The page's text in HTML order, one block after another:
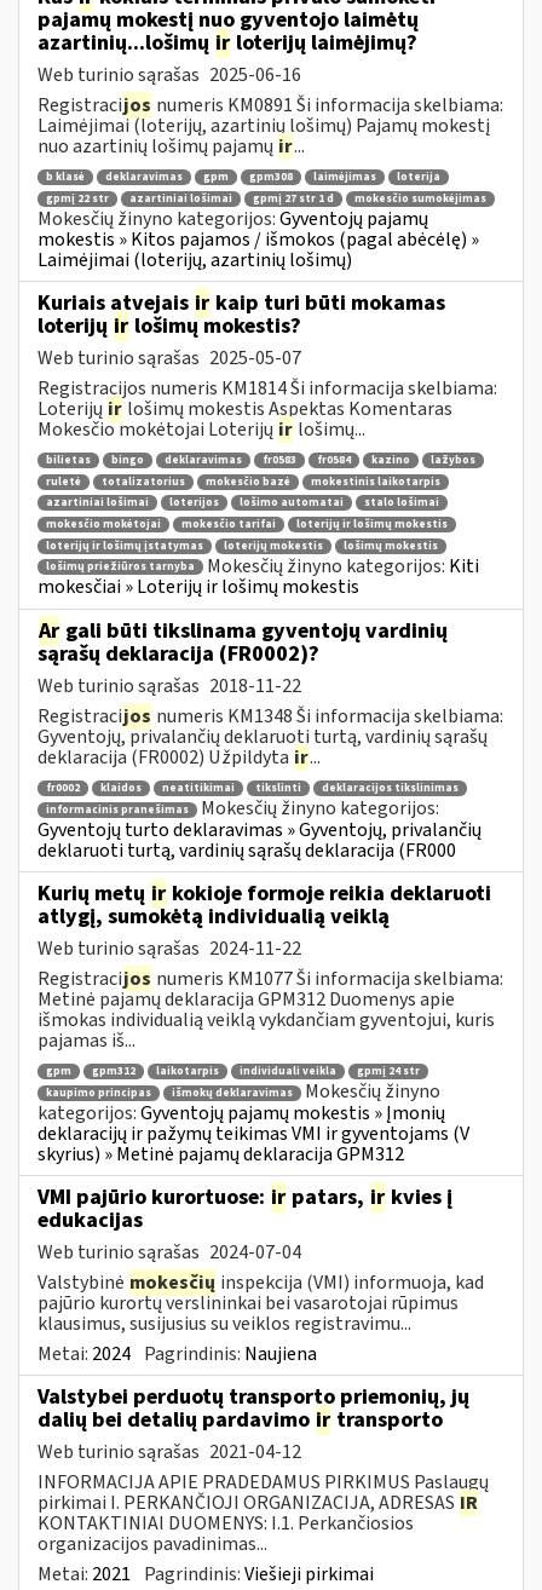
pajamų mokestį nuo gyventojo laimėtų
azartinių...lošimų ir loterijų laimėjimų?
Web turinio sąrašas 2025-06-16
Registracijos numeris KM0891 Ši informacija skelbiama:
Laimėjimai (loterijų, azartinių lošimų) Pajamų mokestį
nuo azartinių lošimų pajamų ir...
b klasė deklaravimas gpm gpm308 laimėjimas
loterija
gpmį 22 str
azartiniai lošimai gpmį 27 str 1 d mokesčio sumokėjimas
Mokesčių žinyno kategorijos:Gyventojų pajamų
mokestis » Kitos pajamos / išmokos (pagal abėcėlę) »
Laimėjimai (loterijų, azartinių lošimų)
Kuriais atvejais ir kaip turi būti mokamas
loterijų ir lošimų mokestis?
Web turinio sąrašas 2025-05-07
Registracijos numeris KM1814 Ši informacija skelbiama:
Loterijų ir lošimų mokestis Aspektas Komentaras
Mokesčio mokėtojai Loterijų ir lošimų...
bilietas bingo deklaravimas fr0583 fr0584 kazino
lažybos
ruletė
totalizatorius mokesčio bazė
mokestinis laikotarpis
azartiniai lošimai
loterijos lošimo automatai
stalo lošimai
mokesčio mokėtojai
mokesčio tarifai
loterijų ir lošimų mokestis
loterijų ir lošimų įstatymas
loterijų mokestis
lošimų mokestis
lošimų priežiūros tarnyba
Mokesčių žinyno kategorijos: Kiti
mokesčiai » Loterijų ir lošimų mokestis
Ar gali būti tikslinama gyventojų vardinių
sąrašų deklaracija (FR0002)?
Web turinio sąrašas 2018-11-22
Registracijos numeris KM1348 Ši informacija skelbiama:
Gyventojų, privalančių deklaruoti turtą, vardinių sąrašų
deklaracija (FR0002) Užpildyta ir...
fr0002 klaidos neatitikimai tikslinti
deklaracijos tikslinimas
informacinis pranešimas
Mokesčių žinyno kategorijos:
Gyventojų turto deklaravimas » Gyventojų, privalančių
deklaruoti turtą, vardinių sąrašų deklaracija (FR000
Kurių metų ir kokioje formoje reikia deklaruoti
atlygį, sumokėtą individualią veiklą
Web turinio sąrašas 2024-11-22
Registracijos numeris KM1077 Ši informacija skelbiama:
Metinė pajamų deklaracija GPM312 Duomenys apie
išmokas individualią veiklą vykdančiam gyventojui, kuris
pajamas iš...
gpm gpm312 laikotarpis individuali veikla
gpmį 24 str
kaupimo principas
išmokų deklaravimas
Mokesčių žinyno
kategorijos:Gyventojų pajamų mokestis » Įmonių
deklaracijų ir pažymų teikimas VMI ir gyventojams (V
skyrius) » Metinė pajamų deklaracija GPM312
VMI pajūrio kurortuose: ir patars, ir kvies į
edukacijas
Web turinio sąrašas 2024-07-04
Valstybinė mokesčių inspekcija (VMI) informuoja, kad
pajūrio kurortų verslininkai bei vasarotojai rūpimus
klausimus, susijusius su veiklos registravimu...
Metai: 2024 Pagrindinis: Naujiena
Valstybei perduotų transporto priemonių, jų
dalių bei detalių pardavimo ir transporto
Web turinio sąrašas 2021-04-12
INFORMACIJA APIE PRADEDAMUS PIRKIMUS Paslaugų
pirkimai I. PERKANČIOJI ORGANIZACIJA, ADRESAS IR
KONTAKTINIAI DUOMENYS: I.1. Perkančiosios
organizacijos pavadinimas...
Metai: 2021 Pagrindinis:Viešieji pirkimai